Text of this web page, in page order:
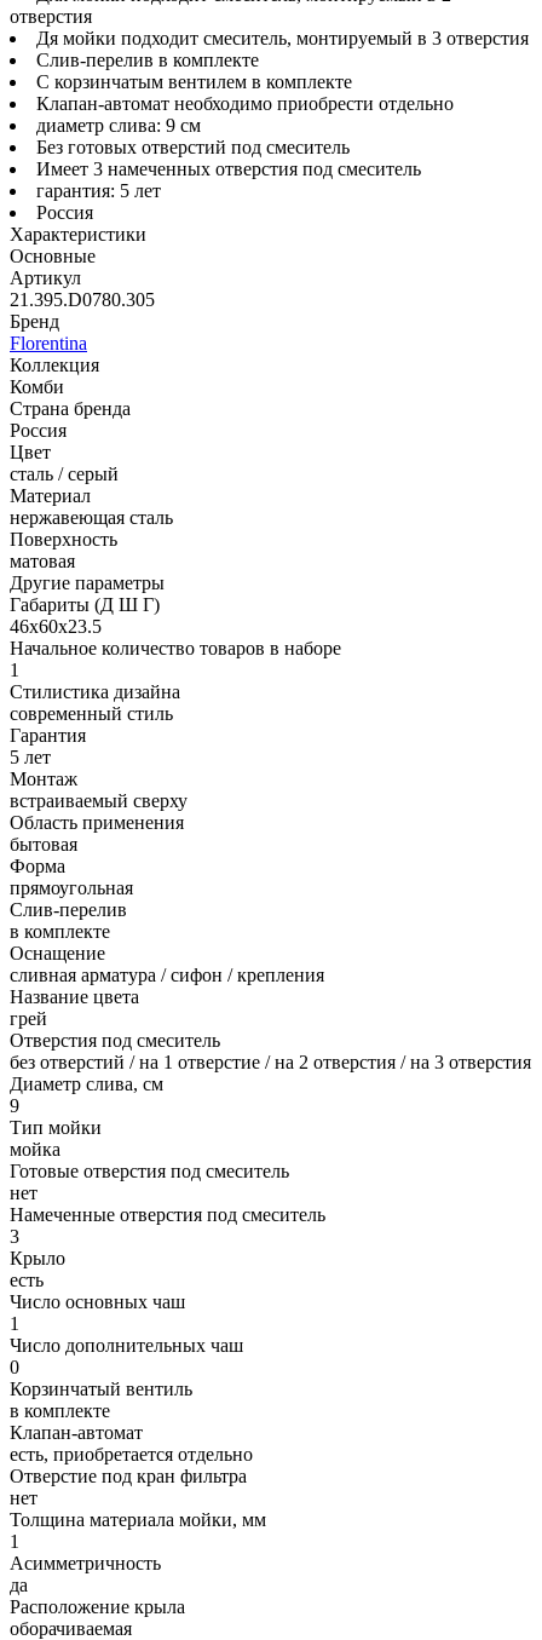
отверстия
Дя мойки подходит смеситель, монтируемый в 3 отверстия
Слив-перелив в комплекте
С корзинчатым вентилем в комплекте
Клапан-автомат необходимо приобрести отдельно
диаметр слива: 9 см
Без готовых отверстий под смеситель
Имеет 3 намеченных отверстия под смеситель
гарантия: 5 лет
Россия
Характеристики
Основные
Артикул
21.395.D0780.305
Бренд
Florentina
Коллекция
Комби
Страна бренда
Россия
Цвет
сталь / серый
Материал
нержавеющая сталь
Поверхность
матовая
Другие параметры
Габариты (Д Ш Г)
46х60х23.5
Начальное количество товаров в наборе
1
Стилистика дизайна
современный стиль
Гарантия
5 лет
Монтаж
встраиваемый сверху
Область применения
бытовая
Форма
прямоугольная
Слив-перелив
в комплекте
Оснащение
сливная арматура / сифон / крепления
Название цвета
грей
Отверстия под смеситель
без отверстий / на 1 отверстие / на 2 отверстия / на 3 отверстия
Диаметр слива, см
9
Тип мойки
мойка
Готовые отверстия под смеситель
нет
Намеченные отверстия под смеситель
3
Крыло
есть
Число основных чаш
1
Число дополнительных чаш
0
Корзинчатый вентиль
в комплекте
Клапан-автомат
есть, приобретается отдельно
Отверстие под кран фильтра
нет
Толщина материала мойки, мм
1
Асимметричность
да
Расположение крыла
оборачиваемая